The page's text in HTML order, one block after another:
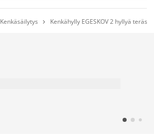
Kenkäsäilytys  Kenkähylly EGESKOV 2 hyllyä teräs/